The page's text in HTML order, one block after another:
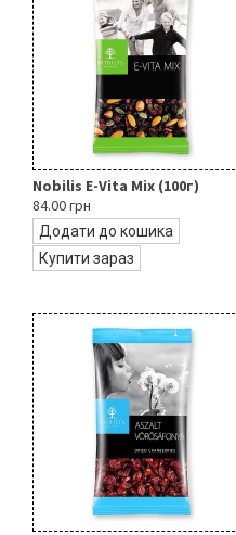
Nobilis E-Vita Mix (100г)
84.00 грн
Додати до кошика
Купити зараз